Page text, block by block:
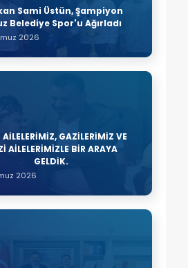
Sami Üstün, Şampiyon
Belediye Spor'u Ağırladı
2026
AİLELERİMİZ, GAZİLERİMİZ VE
AİLELERİMİZLE BİR ARAYA
GELDİK.
2026